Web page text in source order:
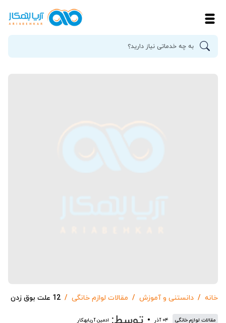
خانه دانستنی و آموزش مقالات لوازم خانگی 12 علت بوق زدن یخچال و فریزر بوش
مقالات لوازم خانگی ۰۴ آذر ادمین آریابهکار